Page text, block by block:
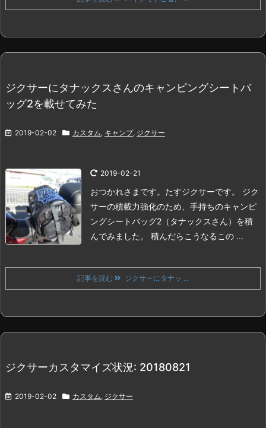
ジクサーにタナックスさんのキャンピングシートバ
ッグ2を載せてみた
2019-02-02 カスタム, キャンプ, ジクサー
2019-02-21
おつかれさまです。たすジクサーです。
ジク
サーの積載力強化のため、手持ちのキャンピ
ングシートバッグ2（タナックスさん）を積
んでみました。
積んだらこうなる この ...
記事を読む ジクサーにタナッ ...
ジクサーカスタマイズ状況: 20180821
2019-02-02 カスタム, ジクサー